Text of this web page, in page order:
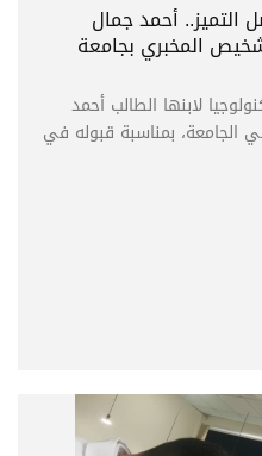
أحمد جمال
المخبري بجامعة
لابنها الطالب أحمد
الجامعة، بمناسبة قبوله في